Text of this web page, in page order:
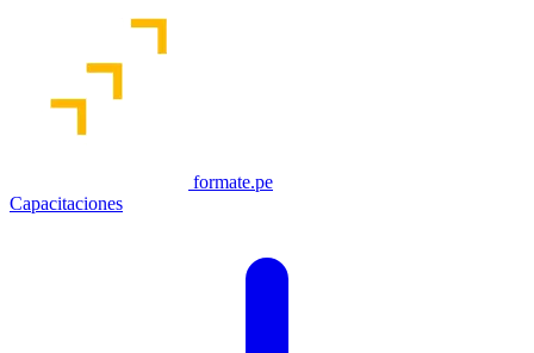
formate.pe
Capacitaciones